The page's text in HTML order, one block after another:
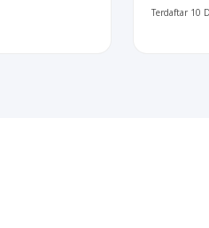
Terdaftar 10